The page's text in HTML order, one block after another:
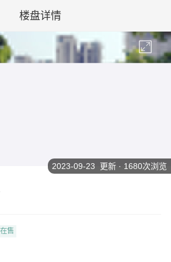
楼盘详情
在售
2023-09-23 更新 · 1680次浏览